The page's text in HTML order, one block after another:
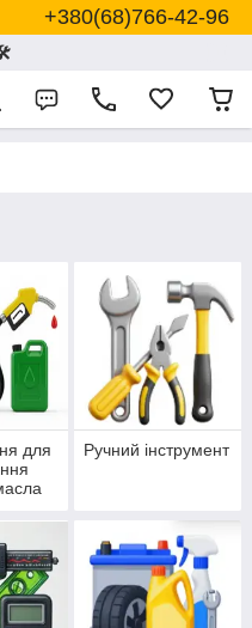
+380(68)766-42-96
для
Ручний інструмент